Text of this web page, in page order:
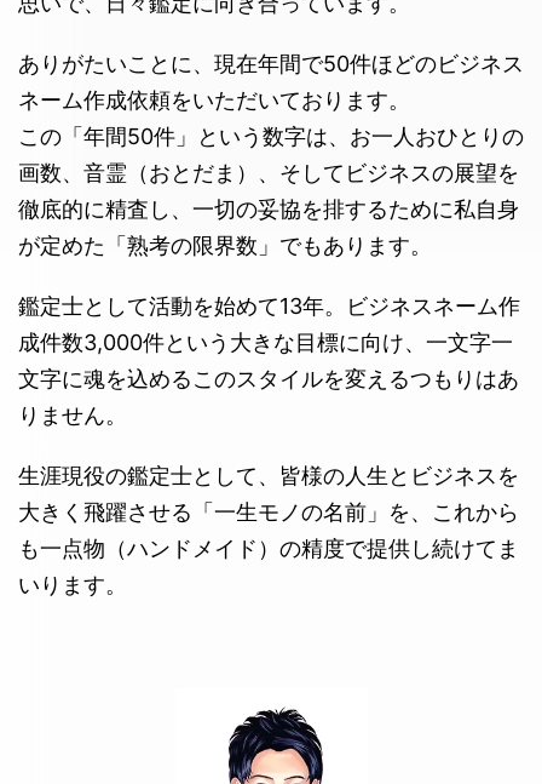
ありがたいことに、現在年間で50件ほどのビジネス
ネーム作成依頼をいただいております。
この「年間50件」という数字は、お一人おひとりの
画数、音霊（おとだま）、そしてビジネスの展望を
徹底的に精査し、一切の妥協を排するために私自身
が定めた「熟考の限界数」でもあります。
鑑定士として活動を始めて13年。ビジネスネーム作
成件数3,000件という大きな目標に向け、一文字一
文字に魂を込めるこのスタイルを変えるつもりはあ
りません。
生涯現役の鑑定士として、皆様の人生とビジネスを
大きく飛躍させる「一生モノの名前」を、これから
も一点物（ハンドメイド）の精度で提供し続けてま
いります。